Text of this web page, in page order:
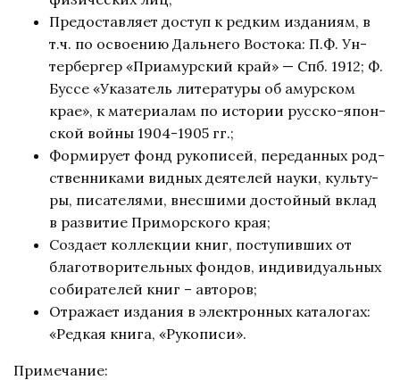
Предо­став­ля­ет до­ступ к ред­ким из­да­ни­ям, в
т.ч. по осво­е­нию Даль­не­го Во­сто­ка: П.Ф. Ун­
тер­бер­гер «При­амур­ский край» — Спб. 1912; Ф.
Бус­се «Ука­за­тель ли­те­ра­ту­ры об амур­ском
крае», к ма­те­ри­а­лам по ис­то­рии рус­ско-япон­
ской вой­ны 1904-1905 гг.;
Фор­ми­ру­ет фонд ру­ко­пи­сей, пе­ре­дан­ных род­
ствен­ни­ка­ми вид­ных де­я­те­лей на­у­ки, куль­ту­
ры, пи­са­те­ля­ми, внес­ши­ми до­стой­ный вклад
в раз­ви­тие При­мор­ско­го края;
Со­зда­ет кол­лек­ции книг, по­сту­пив­ших от
бла­го­тво­ри­тель­ных фон­дов, ин­ди­ви­ду­аль­ных
со­би­ра­те­лей книг – ав­то­ров;
От­ра­жа­ет из­да­ния в элек­трон­ных ка­та­ло­гах:
«Ред­кая кни­га, «Ру­ко­пи­си».
Примечание: